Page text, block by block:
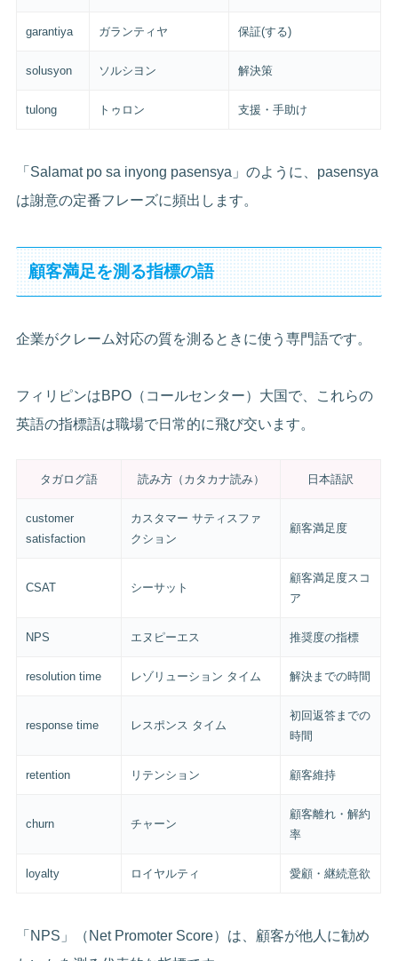
garantiya ガランティヤ 保証(する)
solusyon ソルシヨン 解決策
tulong トゥロン 支援・手助け
「Salamat po sa inyong pasensya」のように、pasensya
は謝意の定番フレーズに頻出します。
顧客満足を測る指標の語
企業がクレーム対応の質を測るときに使う専門語です。
フィリピンはBPO（コールセンター）大国で、これらの
英語の指標語は職場で日常的に飛び交います。
タガログ語 読み方（カタカナ読み） 日本語訳
customer
satisfaction
カスタマー サティスファ
クション
顧客満足度
CSAT シーサット
顧客満足度スコ
ア
NPS エヌピーエス 推奨度の指標
resolution time レゾリューション タイム 解決までの時間
response time レスポンス タイム
初回返答までの
時間
retention リテンション 顧客維持
churn チャーン
顧客離れ・解約
率
loyalty ロイヤルティ 愛顧・継続意欲
「NPS」（Net Promoter Score）は、顧客が他人に勧め